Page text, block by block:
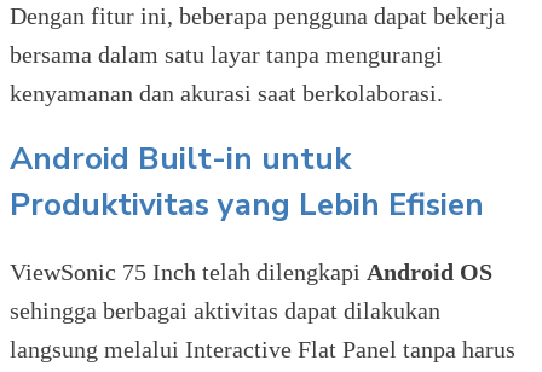
Dengan fitur ini, beberapa pengguna dapat bekerja
bersama dalam satu layar tanpa mengurangi
kenyamanan dan akurasi saat berkolaborasi.
Android Built-in untuk
Produktivitas yang Lebih Efisien
ViewSonic 75 Inch telah dilengkapi Android OS
sehingga berbagai aktivitas dapat dilakukan
langsung melalui Interactive Flat Panel tanpa harus